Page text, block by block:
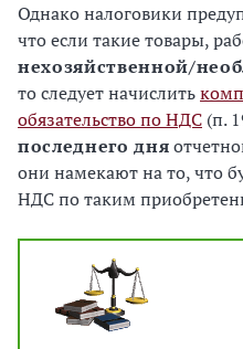
Однако налоговики
что если такие товары,
нехозяйственной/
то следует начислить
обязательство по НДС (п.
последнего дня
они намекают на то, что
НДС по таким